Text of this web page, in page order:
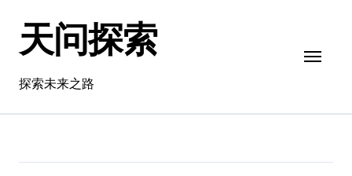
天问探索
探索未来之路